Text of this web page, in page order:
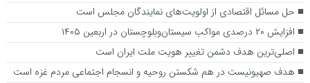
حل مسائل اقتصادی از اولویت‌های نمایندگان مجلس است
افزایش ۲۰ درصدی مواکب سیستان‌وبلوچستان در اربعین ۱۴۰۵
اصلی‌ترین هدف دشمن تغییر هویت ملت ایران است
هدف صهیونیست در هم شکستن روحیه و انسجام اجتماعی مردم غزه است